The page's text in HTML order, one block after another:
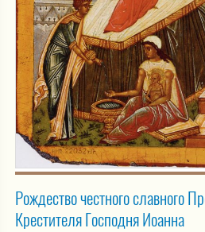
Рождество честного славного
Крестителя Господня Иоанна